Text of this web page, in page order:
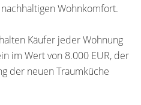
Wohnkomfort.
Käufer jeder Wohnung
im Wert von 8.000 EUR, der
der neuen Traumküche